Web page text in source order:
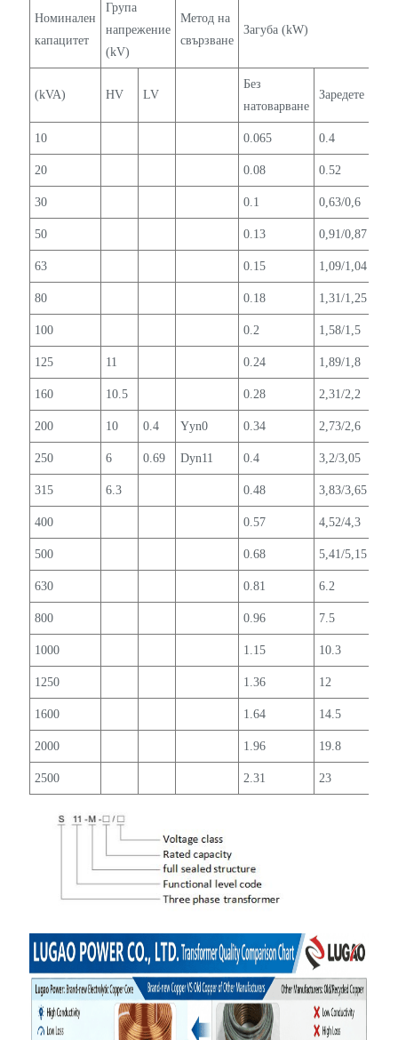
Номинален
капацитет
Група
напрежение
(kV)
Метод на
свързване
Загуба (kW)
(kVA) HV LV
Без
натоварване
Заредете
10 0.065 0.4
20 0.08 0.52
30 0.1 0,63/0,6
50 0.13 0,91/0,87
63 0.15 1,09/1,04
80 0.18 1,31/1,25
100 0.2 1,58/1,5
125 11 0.24 1,89/1,8
160 10.5 0.28 2,31/2,2
200 10 0.4 Yyn0 0.34 2,73/2,6
250 6 0.69 Dyn11 0.4 3,2/3,05
315 6.3 0.48 3,83/3,65
400 0.57 4,52/4,3
500 0.68 5,41/5,15
630 0.81 6.2
800 0.96 7.5
1000 1.15 10.3
1250 1.36 12
1600 1.64 14.5
2000 1.96 19.8
2500 2.31 23